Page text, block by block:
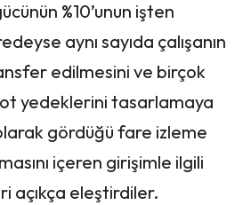
%10’unun işten
aynı sayıda çalışanın
edilmesini ve birçok
yedeklerini tasarlamaya
gördüğü fare izleme
içeren girişimle ilgili
açıkça eleştirdiler.